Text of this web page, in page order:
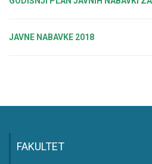
JAVNE NABAVKE 2018
FAKULTET